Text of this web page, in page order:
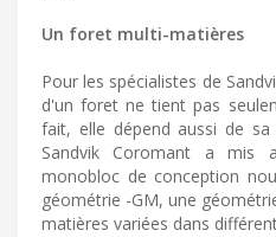
Un foret multi-matières
Pour les spécialistes de
d'un foret ne tient pas
fait, elle dépend aussi de
Sandvik Coromant a mis
monobloc de conception
géométrie -GM, une
matières variées dans